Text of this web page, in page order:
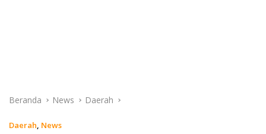
Beranda News Daerah
Daerah, News